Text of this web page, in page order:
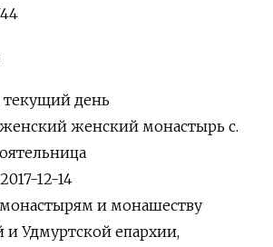
текущий день
женский монастырь с.
12-14
и монашеству
Удмуртской епархии,